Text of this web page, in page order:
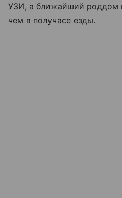
УЗИ, а ближайший роддом
чем в получасе езды.